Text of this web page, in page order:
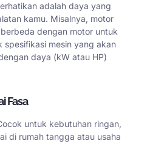
adalah daya yang
kamu. Misalnya, motor
dengan motor untuk
spesifikasi mesin yang akan
daya (kW atau HP)
Fasa
untuk kebutuhan ringan,
di rumah tangga atau usaha